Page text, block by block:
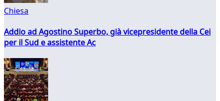
Chiesa
Addio ad Agostino Superbo, già vicepresidente della Cei
per il Sud e assistente Ac